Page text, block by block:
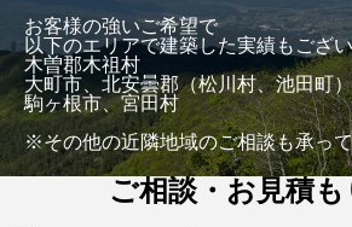
お客様の強いご希望で
以下のエリアで建築した実績もござ
木曽郡木祖村
大町市、北安曇郡（松川村、池田町）
駒ヶ根市、宮田村
※その他の近隣地域のご相談も承っ
ご相談・お見積